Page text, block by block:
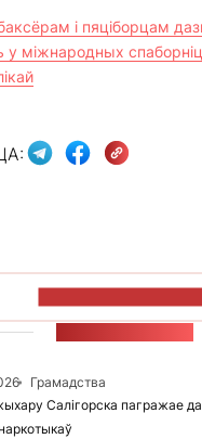
і пяціборцам
у міжнародных
Грамадства
Салігорска пагражае